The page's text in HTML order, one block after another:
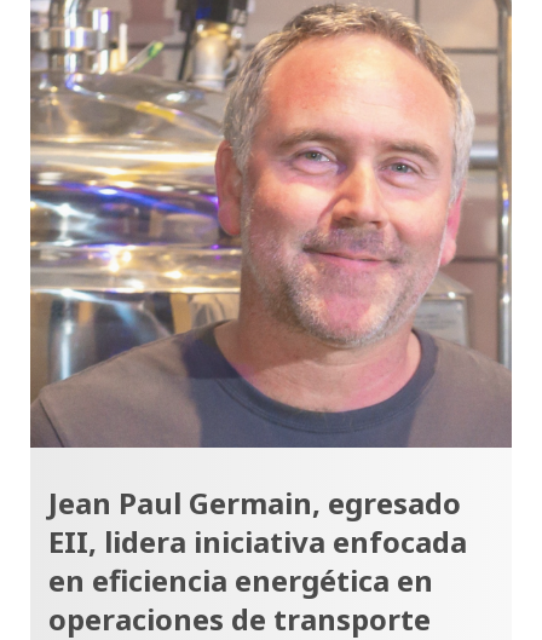
Jean Paul Germain, egresado
EII, lidera iniciativa enfocada
en eficiencia energética en
operaciones de transporte